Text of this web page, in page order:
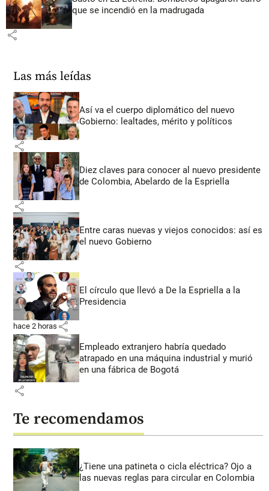
que se incendió en la madrugada
share
Las más leídas
Así va el cuerpo diplomático del nuevo
Gobierno: lealtades, mérito y políticos
share
Diez claves para conocer al nuevo presidente
de Colombia, Abelardo de la Espriella
share
Entre caras nuevas y viejos conocidos: así es
el nuevo Gobierno
share
El círculo que llevó a De la Espriella a la
Presidencia
hace 2 horas share
Empleado extranjero habría quedado
atrapado en una máquina industrial y murió
en una fábrica de Bogotá
share
Te recomendamos
¿Tiene una patineta o cicla eléctrica? Ojo a
las nuevas reglas para circular en Colombia